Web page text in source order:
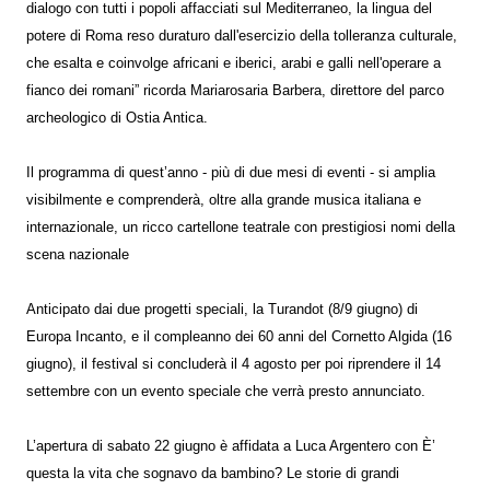
dialogo con tutti i popoli affacciati sul Mediterraneo, la lingua del
potere di Roma reso duraturo dall'esercizio della tolleranza culturale,
che esalta e coinvolge africani e iberici, arabi e galli nell'operare a
fianco dei romani” ricorda Mariarosaria Barbera, direttore del parco
archeologico di Ostia Antica.
Il programma di quest’anno - più di due mesi di eventi - si amplia
visibilmente e comprenderà, oltre alla grande musica italiana e
internazionale, un ricco cartellone teatrale con prestigiosi nomi della
scena nazionale
Anticipato dai due progetti speciali, la Turandot (8/9 giugno) di
Europa Incanto, e il compleanno dei 60 anni del Cornetto Algida (16
giugno), il festival si concluderà il 4 agosto per poi riprendere il 14
settembre con un evento speciale che verrà presto annunciato.
L’apertura di sabato 22 giugno è affidata a Luca Argentero con È’
questa la vita che sognavo da bambino? Le storie di grandi